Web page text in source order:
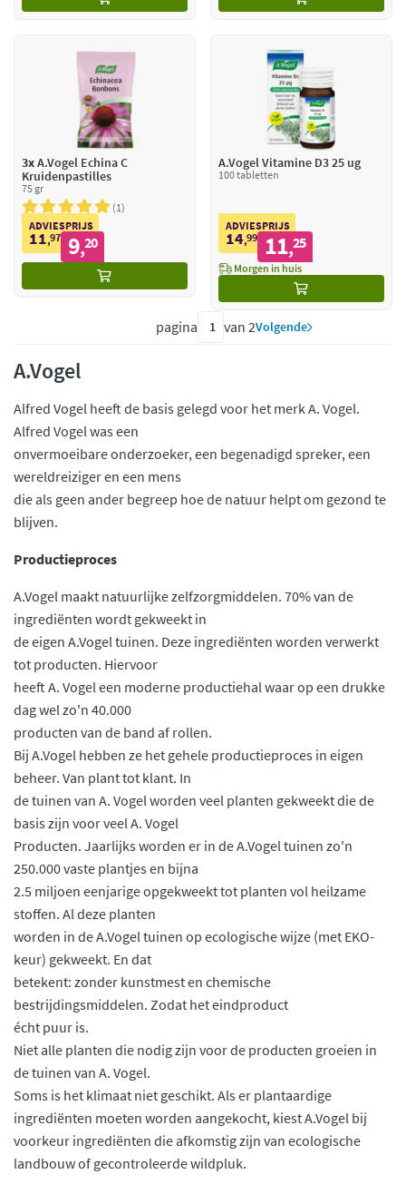
3xA.Vogel Echina C
Kruidenpastilles
75 gr
1
ADVIESPRIJS
11,97 9,20
A.Vogel Vitamine D3 25 ug
100 tabletten
ADVIESPRIJS
14,99 11,25
Morgen in huis
pagina van 2Volgende
A.Vogel
Alfred Vogel heeft de basis gelegd voor het merk A. Vogel.
Alfred Vogel was een
onvermoeibare onderzoeker, een begenadigd spreker, een
wereldreiziger en een mens
die als geen ander begreep hoe de natuur helpt om gezond te
blijven.
Productieproces
A.Vogel maakt natuurlijke zelfzorgmiddelen. 70% van de
ingrediënten wordt gekweekt in
de eigen A.Vogel tuinen. Deze ingrediënten worden verwerkt
tot producten. Hiervoor
heeft A. Vogel een moderne productiehal waar op een drukke
dag wel zo'n 40.000
producten van de band af rollen.
Bij A.Vogel hebben ze het gehele productieproces in eigen
beheer. Van plant tot klant. In
de tuinen van A. Vogel worden veel planten gekweekt die de
basis zijn voor veel A. Vogel
Producten. Jaarlijks worden er in de A.Vogel tuinen zo'n
250.000 vaste plantjes en bijna
2.5 miljoen eenjarige opgekweekt tot planten vol heilzame
stoffen. Al deze planten
worden in de A.Vogel tuinen op ecologische wijze (met EKO-
keur) gekweekt. En dat
betekent: zonder kunstmest en chemische
bestrijdingsmiddelen. Zodat het eindproduct
écht puur is.
Niet alle planten die nodig zijn voor de producten groeien in
de tuinen van A. Vogel.
Soms is het klimaat niet geschikt. Als er plantaardige
ingrediënten moeten worden aangekocht, kiest A.Vogel bij
voorkeur ingrediënten die afkomstig zijn van ecologische
landbouw of gecontroleerde wildpluk.